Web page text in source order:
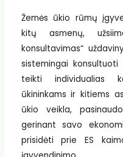
Žemės ūkio rūmų
kitų asmenų,
konsultavimas“
sistemingai
teikti individualias
ūkininkams ir kitiems
ūkio veikla,
gerinant savo
prisidėti prie ES